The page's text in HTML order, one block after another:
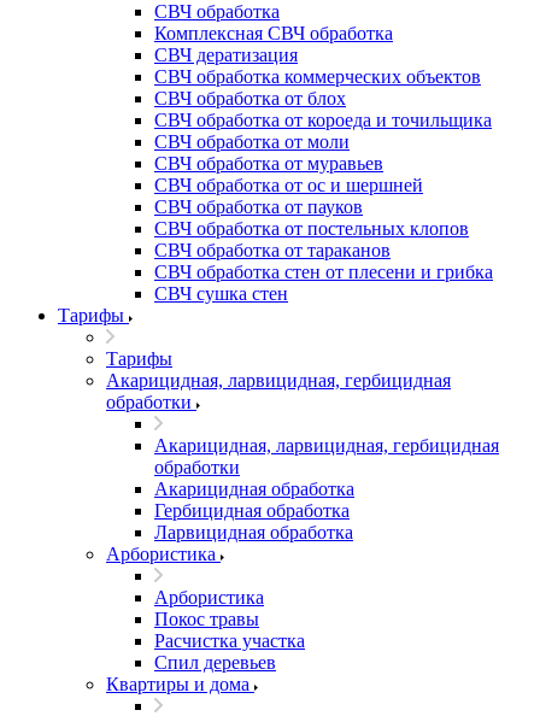
СВЧ обработка
Комплексная СВЧ обработка
СВЧ дератизация
СВЧ обработка коммерческих объектов
СВЧ обработка от блох
СВЧ обработка от короеда и точильщика
СВЧ обработка от моли
СВЧ обработка от муравьев
СВЧ обработка от ос и шершней
СВЧ обработка от пауков
СВЧ обработка от постельных клопов
СВЧ обработка от тараканов
СВЧ обработка стен от плесени и грибка
СВЧ сушка стен
Тарифы
Тарифы
Акарицидная, ларвицидная, гербицидная
обработки
Акарицидная, ларвицидная, гербицидная
обработки
Акарицидная обработка
Гербицидная обработка
Ларвицидная обработка
Арбористика
Арбористика
Покос травы
Расчистка участка
Спил деревьев
Квартиры и дома